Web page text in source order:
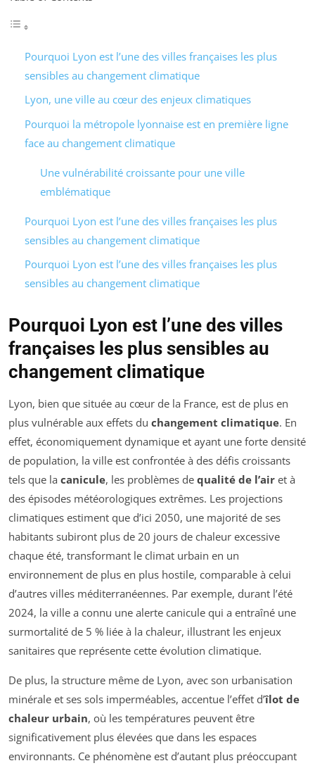
Pourquoi Lyon est l’une des villes françaises les plus
sensibles au changement climatique
Lyon, une ville au cœur des enjeux climatiques
Pourquoi la métropole lyonnaise est en première ligne
face au changement climatique
Une vulnérabilité croissante pour une ville
emblématique
Pourquoi Lyon est l’une des villes françaises les plus
sensibles au changement climatique
Pourquoi Lyon est l’une des villes françaises les plus
sensibles au changement climatique
Pourquoi Lyon est l’une des villes
françaises les plus sensibles au
changement climatique
Lyon, bien que située au cœur de la France, est de plus en
plus vulnérable aux effets du changement climatique. En
effet, économiquement dynamique et ayant une forte densité
de population, la ville est confrontée à des défis croissants
tels que la canicule, les problèmes de qualité de l’air et à
des épisodes météorologiques extrêmes. Les projections
climatiques estiment que d’ici 2050, une majorité de ses
habitants subiront plus de 20 jours de chaleur excessive
chaque été, transformant le climat urbain en un
environnement de plus en plus hostile, comparable à celui
d’autres villes méditerranéennes. Par exemple, durant l’été
2024, la ville a connu une alerte canicule qui a entraîné une
surmortalité de 5 % liée à la chaleur, illustrant les enjeux
sanitaires que représente cette évolution climatique.
De plus, la structure même de Lyon, avec son urbanisation
minérale et ses sols imperméables, accentue l’effet d’îlot de
chaleur urbain, où les températures peuvent être
significativement plus élevées que dans les espaces
environnants. Ce phénomène est d’autant plus préoccupant